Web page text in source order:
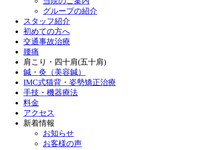
グループの紹介
スタッフ紹介
初めての方へ
交通事故治療
腰痛
肩こり・四十肩(五十肩)
鍼・灸（美容鍼）
IMC式猫背・姿勢矯正治療
手技・機器療法
料金
アクセス
新着情報
お知らせ
お客様の声